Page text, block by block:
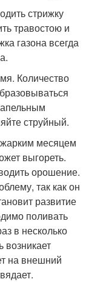
стрижку
травостою и
газона всегда
Количество
струйный.
месяцем
выгореть.
орошение.
так как он
развитие
поливать
в несколько
возникает
на внешний